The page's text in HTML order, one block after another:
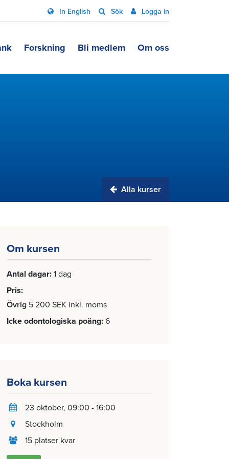
In English Sök Logga in
Forskning Bli medlem Om oss
Alla kurser
Om kursen
Antal dagar 1 dag
Pris
Övrig 5 200 SEK inkl. moms
Icke odontologiska poäng 6
Boka kursen
23 oktober, 09:00 - 16:00
Stockholm
15 platser kvar